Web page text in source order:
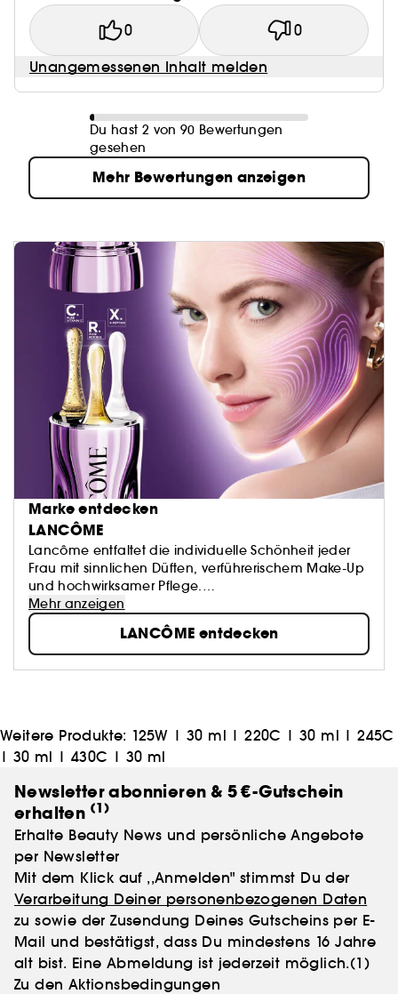
0 0
Unangemessenen Inhalt melden
Du hast 2 von 90 Bewertungen
gesehen
Mehr Bewertungen anzeigen
Marke entdecken
LANCÔME
Lancôme entfaltet die individuelle Schönheit jeder
Frau mit sinnlichen Düften, verführerischem Make-Up
und hochwirksamer Pflege.
Unsere Produkte, von ikonischen Parfums bis zu
innovativen Seren, versehen mit edelsten
Inhaltsstoffen ausgewählt von Experten, bringen
nicht nur äußere Strahlkraft, sondern auch inneres
Glück hervor. Denn für Lancôme ist Glück die
Mehr anzeigen
LANCÔME entdecken
Weitere Produkte: 125W | 30 ml |220C | 30 ml |245C
| 30 ml |430C | 30 ml
Newsletter abonnieren & 5 €-Gutschein
erhalten (1)
Erhalte Beauty News und persönliche Angebote
per Newsletter
Mit dem Klick auf ,,Anmelden" stimmst Du der
Verarbeitung Deiner personenbezogenen Daten
zu sowie der Zusendung Deines Gutscheins per E-
Mail und bestätigst, dass Du mindestens 16 Jahre
alt bist. Eine Abmeldung ist jederzeit möglich.(1)
Zu den Aktionsbedingungen